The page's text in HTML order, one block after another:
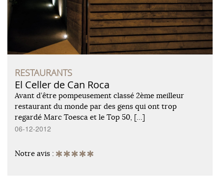
RESTAURANTS
El Celler de Can Roca
Avant d’être pompeusement classé 2ème meilleur
restaurant du monde par des gens qui ont trop
regardé Marc Toesca et le Top 50, […]
06-12-2012
Notre avis :